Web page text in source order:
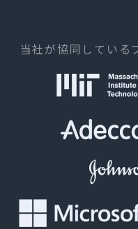
当社が協同している